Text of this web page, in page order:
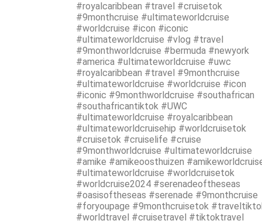
#royalcaribbean #travel #cruisetok
#9monthcruise #ultimateworldcruise
#worldcruise #icon #iconic
#ultimateworldcruise #vlog #travel
#9monthworldcruise #bermuda #newyork
#america #ultimateworldcruise #uwc
#royalcaribbean #travel #9monthcruise
#ultimateworldcruise #worldcruise #icon
#iconic #9monthworldcruise #southafrican
#southafricantiktok #UWC
#ultimateworldcruise #royalcaribbean
#ultimateworldcruisehip #worldcruisetok
#cruisetok #cruiselife #cruise
#9monthworldcruise #ultimateworldcruise
#amike #amikeoosthuizen
#ultimateworldcruise #worldcruisetok
#worldcruise2024 #serenadeoftheseas
#oasisoftheseas #serenade #9monthcruise
#foryoupage #9monthcruisetok
#worldtravel #cruisetravel #tiktoktravel